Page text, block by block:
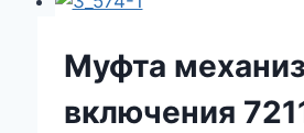
Муфта
включения